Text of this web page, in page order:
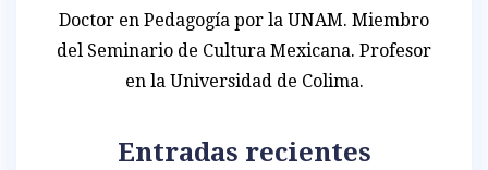
Doctor en Pedagogía por la UNAM. Miembro
del Seminario de Cultura Mexicana. Profesor
en la Universidad de Colima.
Entradas recientes